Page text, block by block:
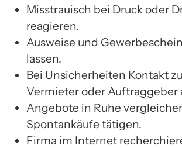
Misstrauisch bei Druck oder
reagieren.
Ausweise und
lassen.
Bei Unsicherheiten Kontakt
Vermieter oder Auftraggeber
Angebote in Ruhe
Spontankäufe tätigen.
Firma im Internet